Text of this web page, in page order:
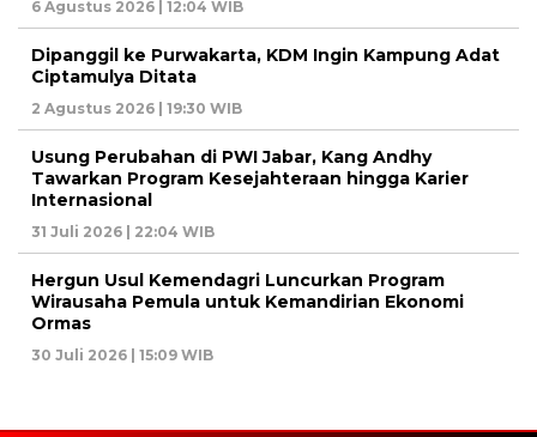
6 Agustus 2026 | 12:04 WIB
Dipanggil ke Purwakarta, KDM Ingin Kampung Adat
Ciptamulya Ditata
2 Agustus 2026 | 19:30 WIB
Usung Perubahan di PWI Jabar, Kang Andhy
Tawarkan Program Kesejahteraan hingga Karier
Internasional
31 Juli 2026 | 22:04 WIB
Hergun Usul Kemendagri Luncurkan Program
Wirausaha Pemula untuk Kemandirian Ekonomi
Ormas
30 Juli 2026 | 15:09 WIB